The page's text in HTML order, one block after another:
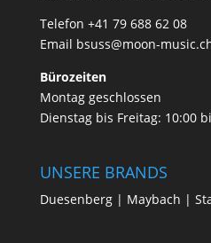
Telefon +41 79 688 62 08
Email bsuss@moon-
Bürozeiten
Montag geschlossen
Dienstag bis Freitag: 10:00
UNSERE BRANDS
Duesenberg | Maybach |